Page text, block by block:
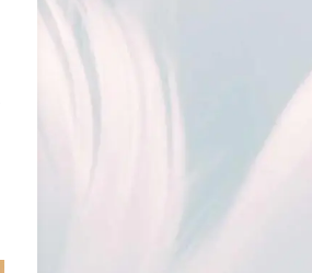
链接到该页面、增强首屏信
3 段直接回答用户问题，避免
确认 canonical 为自指，避免
复页，做完再去 GSC 请求重
即可。 4) 什么“干预动作”反而
多次点“请求编入索引”、为了
关键词、随意改 URL 或标题